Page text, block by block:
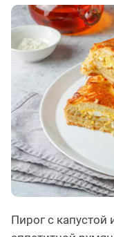
Пирог с капустой